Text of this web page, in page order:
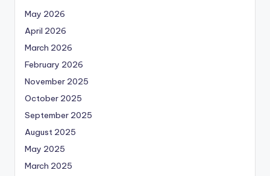
May 2026
April 2026
March 2026
February 2026
November 2025
October 2025
September 2025
August 2025
May 2025
March 2025